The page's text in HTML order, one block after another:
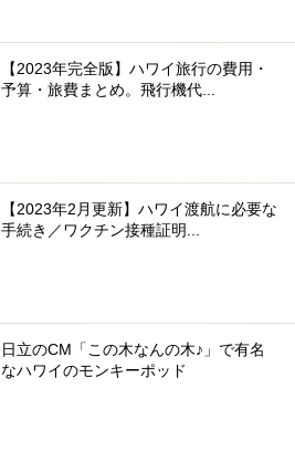
【2023年完全版】ハワイ旅行の費用・
予算・旅費まとめ。飛行機代...
【2023年2月更新】ハワイ渡航に必要な
手続き／ワクチン接種証明...
日立のCM「この木なんの木♪」で有名
なハワイのモンキーポッド